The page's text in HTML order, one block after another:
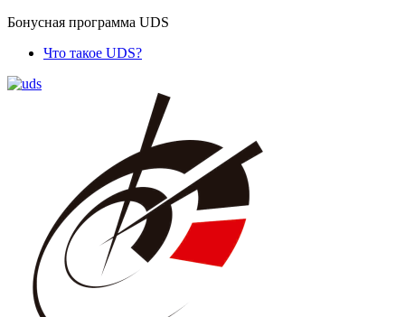
Бонусная программа UDS
Что такое UDS?